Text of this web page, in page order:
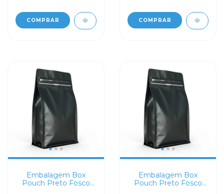
COMPRAR COMPRAR
Embalagem Box
Pouch Preto Fosco
Embalagem Box
Pouch Preto Fosco